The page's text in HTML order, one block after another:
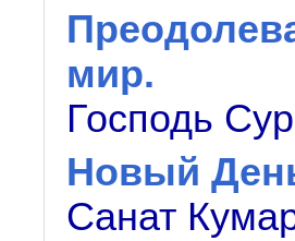
мир.
Господь
Новый
Санат